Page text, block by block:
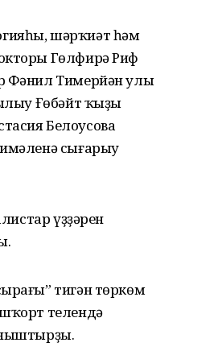
шәрҡиәт һәм
Гөлфирә Риф
Фәнил Тимерйән улы
Ғөбәйт ҡыҙы
Белоусова
сығарыу
үҙҙәрен
тигән төркөм
телендә